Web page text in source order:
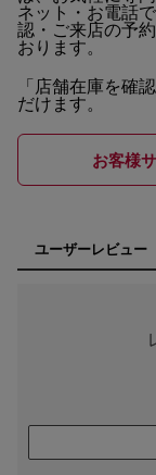
ネット・お電話
認・ご来店の予
おります。
「店舗在庫を確
だけます。
お客様
ユーザーレビュー